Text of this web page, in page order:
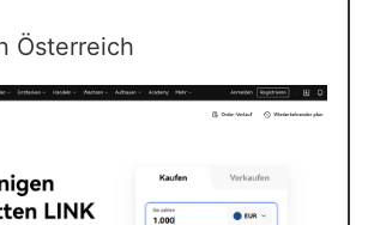
Österreich